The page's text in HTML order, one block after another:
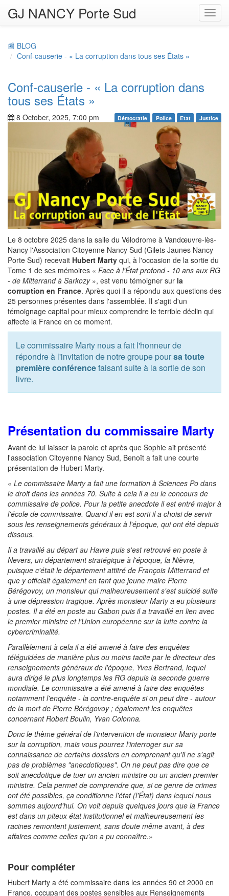
GJ NANCY Porte Sud
📰 BLOG
Conf-causerie - « La corruption dans tous ses États »
Conf-causerie - « La corruption dans
tous ses États »
8 October, 2025, 7:00 pm Démocratie Police Etat Justice
Le 8 octobre 2025 dans la salle du Vélodrome à Vandœuvre-lès-
Nancy l'Association Citoyenne Nancy Sud (Gilets Jaunes Nancy
Porte Sud) recevait Hubert Marty qui, à l'occasion de la sortie du
Tome 1 de ses mémoires « Face à l'État profond - 10 ans aux RG
- de Mitterrand à Sarkozy», est venu témoigner sur la
corruption en France. Après quoi il a répondu aux questions des
25 personnes présentes dans l'assemblée. Il s'agit d'un
témoignage capital pour mieux comprendre le terrible déclin qui
affecte la France en ce moment.
Le commissaire Marty nous a fait l'honneur de
répondre à l'invitation de notre groupe poursa toute
première conférencefaisant suite à la sortie de son
livre.
Présentation du commissaire Marty
Avant de lui laisser la parole et après que Sophie ait présenté
l'association Citoyenne Nancy Sud, Benoît a fait une courte
présentation de Hubert Marty.
« Le commissaire Marty a fait une formation à Sciences Po dans
le droit dans les années 70. Suite à cela il a eu le concours de
commissaire de police. Pour la petite anecdote il est entré major à
l'école de commissaire. Quand il en est sorti il a choisi de servir
sous les renseignements généraux à l'époque, qui ont été depuis
dissous.
Il a travaillé au départ au Havre puis s'est retrouvé en poste à
Nevers, un département stratégique à l'époque, la Nièvre,
puisque c'était le département attitré de François Mitterrand et
que y officiait également en tant que jeune maire Pierre
Bérégovoy, un monsieur qui malheureusement s'est suicidé suite
à une dépression tragique. Après monsieur Marty a eu plusieurs
postes. Il a été en poste au Gabon puis il a travaillé en lien avec
le premier ministre et l'Union européenne sur la lutte contre la
cybercriminalité.
Parallèlement à cela il a été amené à faire des enquêtes
téléguidées de manière plus ou moins tacite par le directeur des
renseignements généraux de l'époque, Yves Bertrand, lequel
aura dirigé le plus longtemps les RG depuis la seconde guerre
mondiale. Le commissaire a été amené à faire des enquêtes
notamment l'enquête - la contre-enquête si on peut dire - autour
de la mort de Pierre Bérégovoy ; également les enquêtes
concernant Robert Boulin, Yvan Colonna.
Donc le thème général de l'intervention de monsieur Marty porte
sur la corruption, mais vous pourrez l'interroger sur sa
connaissance de certains dossiers en comprenant qu'il ne s'agit
pas de problèmes "anecdotiques". On ne peut pas dire que ce
soit anecdotique de tuer un ancien ministre ou un ancien premier
ministre. Cela permet de comprendre que, si ce genre de crimes
ont été possibles, ça conditionne l'état (l'État) dans lequel nous
sommes aujourd'hui. On voit depuis quelques jours que la France
est dans un piteux état institutionnel et malheureusement les
racines remontent justement, sans doute même avant, à des
affaires comme celles qu'on a pu connaître.»
Pour compléter
Hubert Marty a été commissaire dans les années 90 et 2000 en
France, occupant des postes sensibles aux Renseignements